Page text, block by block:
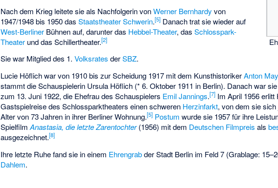
Nach dem Krieg leitete sie als Nachfolgerin vonWerner Bernhardy von
1947/1948 bis 1950 dasStaatstheater Schwerin.[5] Danach trat sie wieder auf
West-Berliner Bühnen auf, darunter das Hebbel-Theater, dasSchlosspark-
Theater und das Schillertheater.[2]
Sie war Mitglied des 1.Volksrates derSBZ.
Lucie Höflich war von 1910 bis zur Scheidung 1917 mit dem KunsthistorikerAnton
stammt die Schauspielerin Ursula Höflich (* 6. Oktober 1911 in Berlin). Danach war
zum 13. Juni 1922, die Ehefrau des Schauspielers Emil Jannings.[7] Im April 1956 erlitt
Gastspielreise des Schlossparktheaters einen schweren Herzinfarkt, von dem sie
Alter von 73 Jahren in ihrer Berliner Wohnung.[5] Postum wurde sie 1957 für ihre
SpielfilmAnastasia, die letzte Zarentochter(1956) mit dem Deutschen Filmpreis als
ausgezeichnet.[8]
Ihre letzte Ruhe fand sie in einem Ehrengrabder Stadt Berlin im Feld 7 (Grablage:
Dahlem.